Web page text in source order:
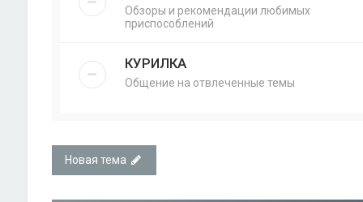
Обзоры и рекомендации любимых
приспособлений
КУРИЛКА
Общение на отвлеченные темы
Новая тема